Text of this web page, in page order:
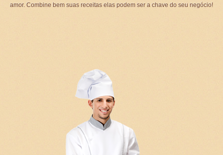
amor. Combine bem suas receitas elas podem ser a chave do seu negócio!